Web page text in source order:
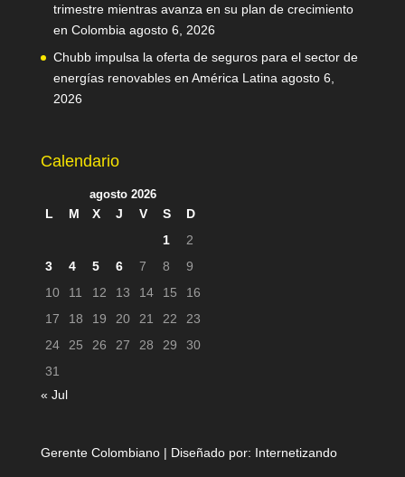
trimestre mientras avanza en su plan de crecimiento
en Colombia agosto 6, 2026
Chubb impulsa la oferta de seguros para el sector de
energías renovables en América Latina agosto 6,
2026
Calendario
agosto 2026
L M X J V S
D
1
2
3
4 5 6 7 8
9
10
11 12 13 14 15
16
17
18 19 20 21 22
23
24
25 26 27 28 29
30
31
« Jul
Gerente Colombiano | Diseñado por: Internetizando